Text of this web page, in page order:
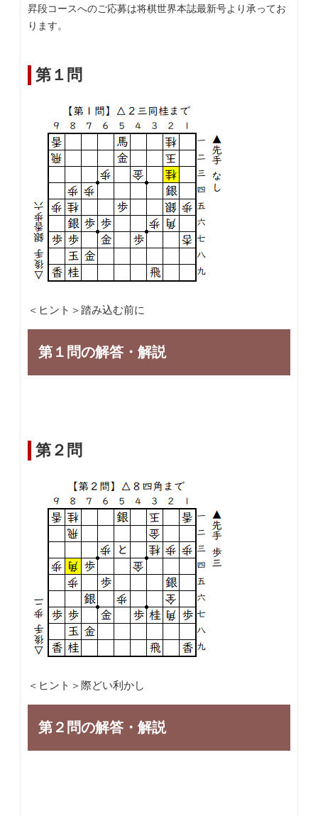
昇段コースへのご応募は将棋世界本誌最新号より承ってお
ります。
第１問
＜ヒント＞踏み込む前に
第１問の解答・解説
第２問
＜ヒント＞際どい利かし
第２問の解答・解説